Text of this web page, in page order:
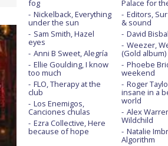
fog
Nickelback, Everything
under the sun
Sam Smith, Hazel
eyes
Anni B Sweet, Alegría
Ellie Goulding, I know
too much
FLO, Therapy at the
club
Los Enemigos,
Canciones chulas
Ezra Collective, Here
because of hope
Palace for
Editors,
& sound
David
Weezer,
(Gold album)
Phoebe
weekend
Roger
insane in a
world
Alex
Wildchild
Natalie
Algorithm